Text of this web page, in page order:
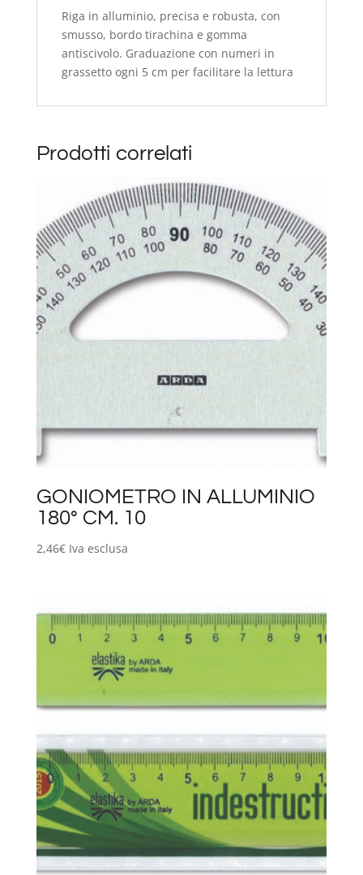
Riga in alluminio, precisa e robusta, con
smusso, bordo tirachina e gomma
antiscivolo. Graduazione con numeri in
grassetto ogni 5 cm per facilitare la lettura
Prodotti correlati
GONIOMETRO IN ALLUMINIO
180° CM. 10
2,46€ Iva esclusa